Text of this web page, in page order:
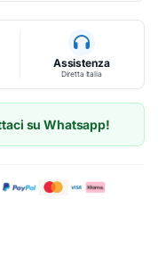
Assistenza
Diretta Italia
su Whatsapp!